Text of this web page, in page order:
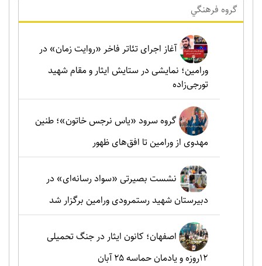
گروه فرهنگي
آغاز اجرای تئاتر فاخر «روایت زمان» در
ورامین؛ نمایشی در ستایش ایثار و مقام شهید
تورجی‌زاده
گروه سرود «یاس نرجس خاتون»؛ طنین
مهدوی از ورامین تا افق‌های ظهور
نشست بصیرتی «سواد رسانه‌ای» در
دبیرستان شهید رستمرودی ورامین برگزار شد
اصفهان؛ کانون ایثار در جنگ تحمیلی
۱۲روزه و یادمان حماسه ۲۵ آبان